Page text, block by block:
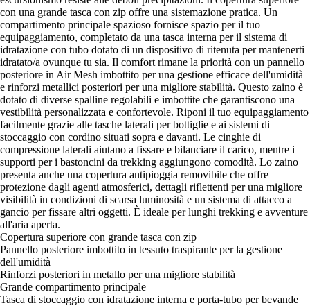
con una grande tasca con zip offre una sistemazione pratica. Un
compartimento principale spazioso fornisce spazio per il tuo
equipaggiamento, completato da una tasca interna per il sistema di
idratazione con tubo dotato di un dispositivo di ritenuta per mantenerti
idratato/a ovunque tu sia. Il comfort rimane la priorità con un pannello
posteriore in Air Mesh imbottito per una gestione efficace dell'umidità
e rinforzi metallici posteriori per una migliore stabilità. Questo zaino è
dotato di diverse spalline regolabili e imbottite che garantiscono una
vestibilità personalizzata e confortevole. Riponi il tuo equipaggiamento
facilmente grazie alle tasche laterali per bottiglie e ai sistemi di
stoccaggio con cordino situati sopra e davanti. Le cinghie di
compressione laterali aiutano a fissare e bilanciare il carico, mentre i
supporti per i bastoncini da trekking aggiungono comodità. Lo zaino
presenta anche una copertura antipioggia removibile che offre
protezione dagli agenti atmosferici, dettagli riflettenti per una migliore
visibilità in condizioni di scarsa luminosità e un sistema di attacco a
gancio per fissare altri oggetti. È ideale per lunghi trekking e avventure
all'aria aperta.
Copertura superiore con grande tasca con zip
Pannello posteriore imbottito in tessuto traspirante per la gestione
dell'umidità
Rinforzi posteriori in metallo per una migliore stabilità
Grande compartimento principale
Tasca di stoccaggio con idratazione interna e porta-tubo per bevande